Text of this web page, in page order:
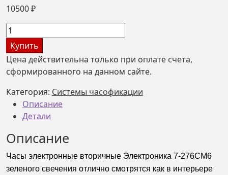
10500₽
Количество
товара
Часы
вторичные
Электроника
7-
276СМ6,
зеленое
Купить
Цена действительна только при оплате счета,
сформированного на данном сайте.
Категория: Системы часофикации
Описание
Детали
Описание
Часы электронные вторичные Электроника 7-276СМ6
зеленого свечения отлично смотрятся как в интерьере